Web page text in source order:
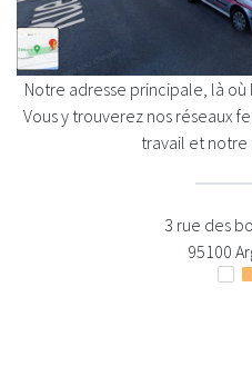
Notre adresse principale, là
Vous y trouverez nos réseaux
travail et notre
3 rue des
95100